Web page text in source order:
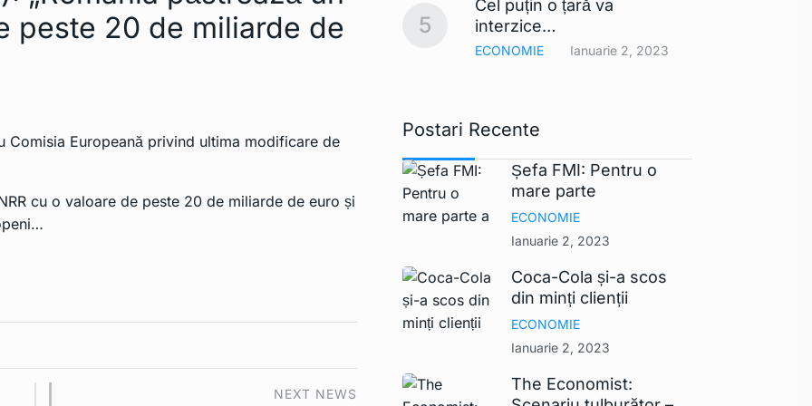
peste 20 de miliarde de
Europeană privind ultima modificare de
cu o valoare de peste 20 de miliarde de euro și
NEXT NEWS
pe teritoriul
Președintele francez
5
Cel puțin o țară va
interzice…
ECONOMIE Ianuarie 2, 2023
Postari Recente
Șefa FMI: Pentru o
mare parte
ECONOMIE
Ianuarie 2, 2023
Coca-Cola și-a scos
din minți clienții
ECONOMIE
Ianuarie 2, 2023
The Economist: